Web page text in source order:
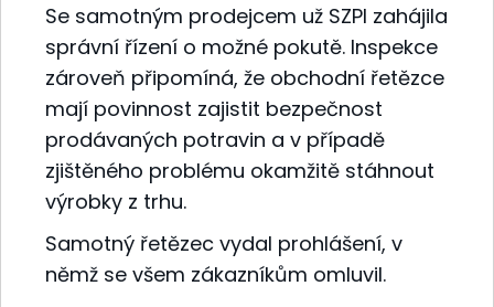
Se samotným prodejcem už SZPI zahájila
správní řízení o možné pokutě. Inspekce
zároveň připomíná, že obchodní řetězce
mají povinnost zajistit bezpečnost
prodávaných potravin a v případě
zjištěného problému okamžitě stáhnout
výrobky z trhu.
Samotný řetězec vydal prohlášení, v
němž se všem zákazníkům omluvil.